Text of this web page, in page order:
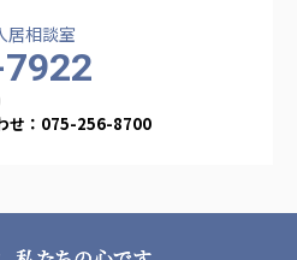
居相談室
せ：075-256-8700